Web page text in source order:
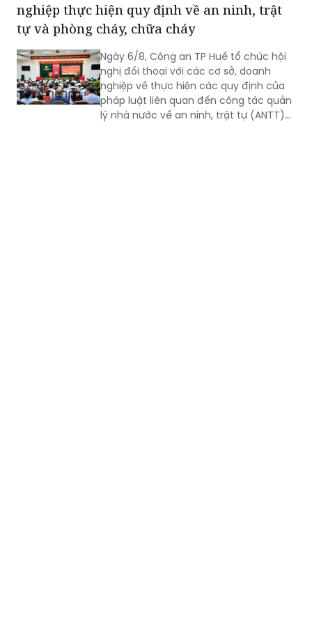
nghiệp thực hiện quy định về an ninh, trật
tự và phòng cháy, chữa cháy
Ngày 6/8, Công an TP Huế tổ chức hội
nghị đối thoại với các cơ sở, doanh
nghiệp về thực hiện các quy định của
pháp luật liên quan đến công tác quản
lý nhà nước về an ninh, trật tự (ANTT)